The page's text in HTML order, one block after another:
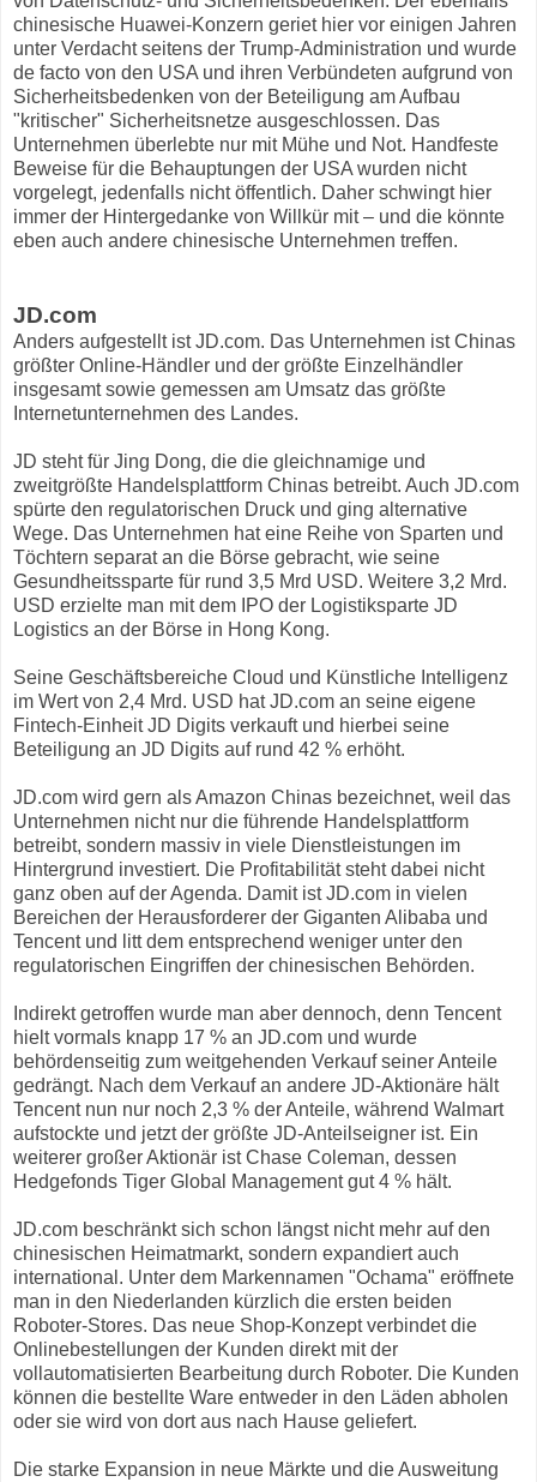
chinesische Huawei-Konzern geriet hier vor einigen Jahren
unter Verdacht seitens der Trump-Administration und wurde
de facto von den USA und ihren Verbündeten aufgrund von
Sicherheitsbedenken von der Beteiligung am Aufbau
"kritischer" Sicherheitsnetze ausgeschlossen. Das
Unternehmen überlebte nur mit Mühe und Not. Handfeste
Beweise für die Behauptungen der USA wurden nicht
vorgelegt, jedenfalls nicht öffentlich. Daher schwingt hier
immer der Hintergedanke von Willkür mit – und die könnte
eben auch andere chinesische Unternehmen treffen.
JD.com
Anders aufgestellt ist JD.com. Das Unternehmen ist Chinas
größter Online-Händler und der größte Einzelhändler
insgesamt sowie gemessen am Umsatz das größte
Internetunternehmen des Landes.
JD steht für Jing Dong, die die gleichnamige und
zweitgrößte Handelsplattform Chinas betreibt. Auch JD.com
spürte den regulatorischen Druck und ging alternative
Wege. Das Unternehmen hat eine Reihe von Sparten und
Töchtern separat an die Börse gebracht, wie seine
Gesundheitssparte für rund 3,5 Mrd USD. Weitere 3,2 Mrd.
USD erzielte man mit dem IPO der Logistiksparte JD
Logistics an der Börse in Hong Kong.
Seine Geschäftsbereiche Cloud und Künstliche Intelligenz
im Wert von 2,4 Mrd. USD hat JD.com an seine eigene
Fintech-Einheit JD Digits verkauft und hierbei seine
Beteiligung an JD Digits auf rund 42 % erhöht.
JD.com wird gern als Amazon Chinas bezeichnet, weil das
Unternehmen nicht nur die führende Handelsplattform
betreibt, sondern massiv in viele Dienstleistungen im
Hintergrund investiert. Die Profitabilität steht dabei nicht
ganz oben auf der Agenda. Damit ist JD.com in vielen
Bereichen der Herausforderer der Giganten Alibaba und
Tencent und litt dem entsprechend weniger unter den
regulatorischen Eingriffen der chinesischen Behörden.
Indirekt getroffen wurde man aber dennoch, denn Tencent
hielt vormals knapp 17 % an JD.com und wurde
behördenseitig zum weitgehenden Verkauf seiner Anteile
gedrängt. Nach dem Verkauf an andere JD-Aktionäre hält
Tencent nun nur noch 2,3 % der Anteile, während Walmart
aufstockte und jetzt der größte JD-Anteilseigner ist. Ein
weiterer großer Aktionär ist Chase Coleman, dessen
Hedgefonds Tiger Global Management gut 4 % hält.
JD.com beschränkt sich schon längst nicht mehr auf den
chinesischen Heimatmarkt, sondern expandiert auch
international. Unter dem Markennamen "Ochama" eröffnete
man in den Niederlanden kürzlich die ersten beiden
Roboter-Stores. Das neue Shop-Konzept verbindet die
Onlinebestellungen der Kunden direkt mit der
vollautomatisierten Bearbeitung durch Roboter. Die Kunden
können die bestellte Ware entweder in den Läden abholen
oder sie wird von dort aus nach Hause geliefert.
Die starke Expansion in neue Märkte und die Ausweitung